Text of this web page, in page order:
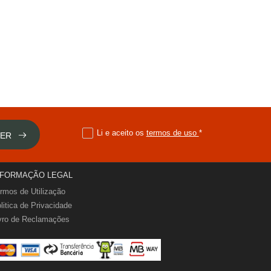
Li e aceito os termos de uso *
LEGAL
de Utilização
de Privacidade
de Reclamações